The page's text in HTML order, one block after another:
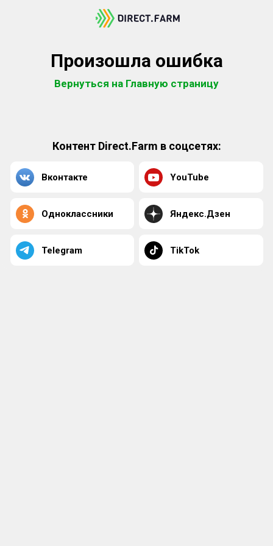
Произошла ошибка
Вернуться на Главную страницу
Контент Direct.Farm в соцсетях:
Вконтакте YouTube
Одноклассники Яндекс.Дзен
Telegram TikTok